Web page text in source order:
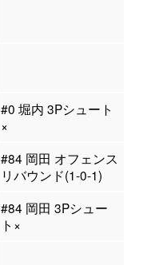
#0 堀内 3Pシュート
×
#84 岡田 オフェンス
リバウンド(1-0-1)
#84 岡田 3Pシュー
ト×